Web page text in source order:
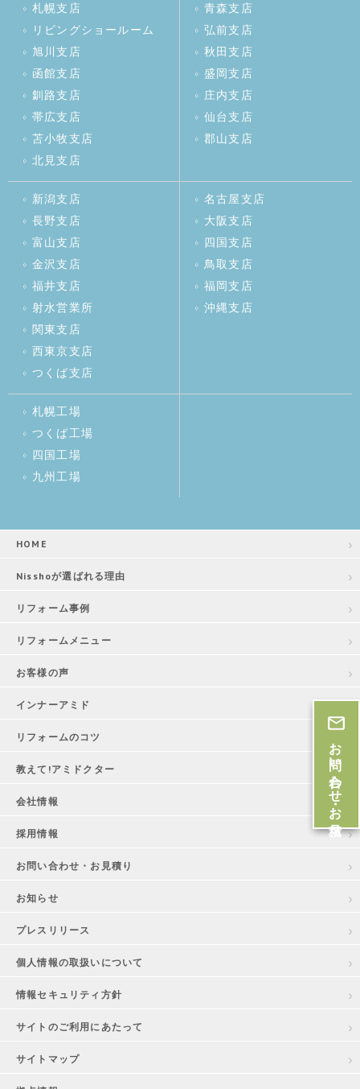
札幌支店
リビングショールーム
旭川支店
函館支店
釧路支店
帯広支店
苫小牧支店
北見支店
青森支店
弘前支店
秋田支店
盛岡支店
庄内支店
仙台支店
郡山支店
新潟支店
長野支店
富山支店
金沢支店
福井支店
射水営業所
関東支店
西東京支店
つくば支店
名古屋支店
大阪支店
四国支店
鳥取支店
福岡支店
沖縄支店
札幌工場
つくば工場
四国工場
九州工場
HOME
Nisshoが選ばれる理由
リフォーム事例
リフォームメニュー
お客様の声
インナーアミド
リフォームのコツ
教えて!アミドクター
会社情報
採用情報
お問い合わせ・お見積り
お知らせ
プレスリリース
個人情報の取扱いについて
情報セキュリティ方針
サイトのご利用にあたって
サイトマップ
お問い合わせ・お見積